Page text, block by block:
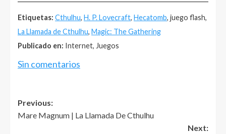
Etiquetas: Cthulhu, H. P. Lovecraft, Hecatomb, juego flash,
La Llamada de Cthulhu, Magic: The Gathering
Publicado en: Internet, Juegos
Sin comentarios
Post
navigation
Previous:
Mare Magnum | La Llamada De Cthulhu
Next: